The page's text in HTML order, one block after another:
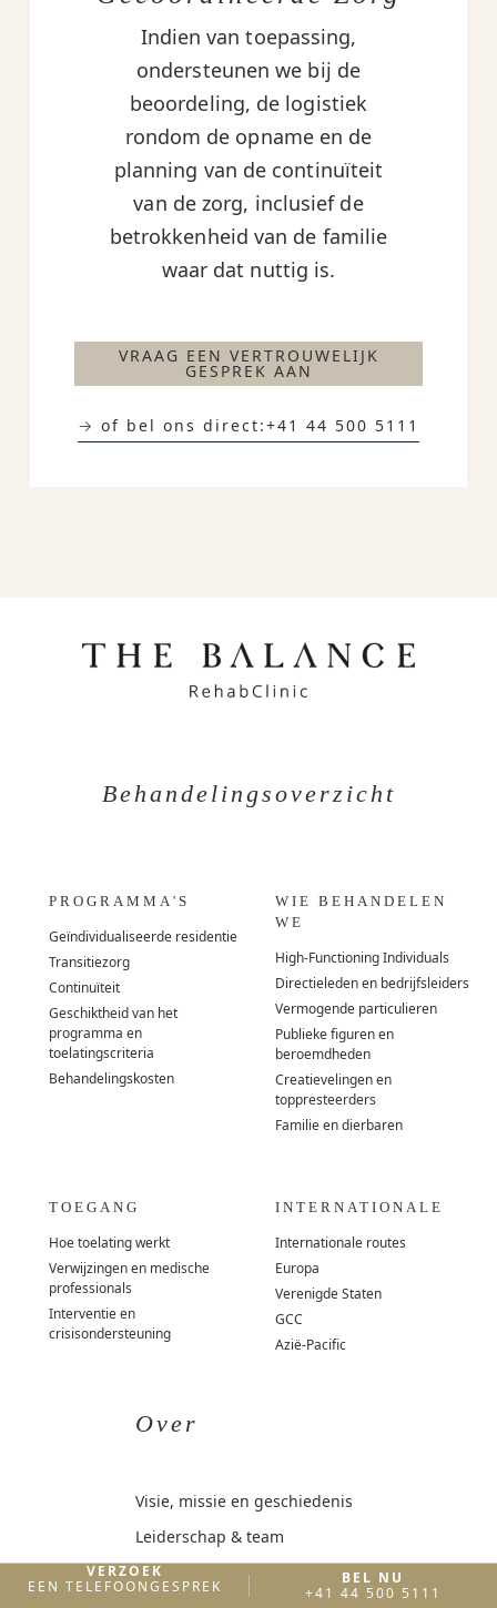
Indien van toepassing,
ondersteunen we bij de
beoordeling, de logistiek
rondom de opname en de
planning van de continuïteit
van de zorg, inclusief de
betrokkenheid van de familie
waar dat nuttig is.
VRAAG EEN VERTROUWELIJK
GESPREK AAN
→ of bel ons direct:+41 44 500 5111
Behandelingsoverzicht
PROGRAMMA'S
Geïndividualiseerde residentie
Transitiezorg
Continuïteit
Geschiktheid van het
programma en
toelatingscriteria
Behandelingskosten
WIE BEHANDELEN
WE
High-Functioning Individuals
Directieleden en bedrijfsleiders
Vermogende particulieren
Publieke figuren en
beroemdheden
Creatievelingen en
toppresteerders
Familie en dierbaren
TOEGANG
Hoe toelating werkt
Verwijzingen en medische
professionals
Interventie en
crisisondersteuning
INTERNATIONALE
Internationale routes
Europa
Verenigde Staten
GCC
Azië-Pacific
Over
Visie, missie en geschiedenis
Leiderschap & team
Klinische governance
VERZOEK
EEN TELEFOONGESPREK
BEL NU
+41 44 500 5111